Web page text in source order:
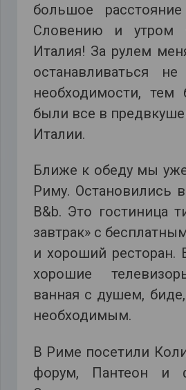
большое
Словению и утром
Италия! За рулем
останавливаться
необходимости,
были все в
Италии.
Ближе к обеду мы
Риму. Остановились
B&b. Это гостиница
завтрак» с
и хороший ресторан.
хорошие
ванная с душем,
необходимым.
В Риме посетили
форум, Пантеон и